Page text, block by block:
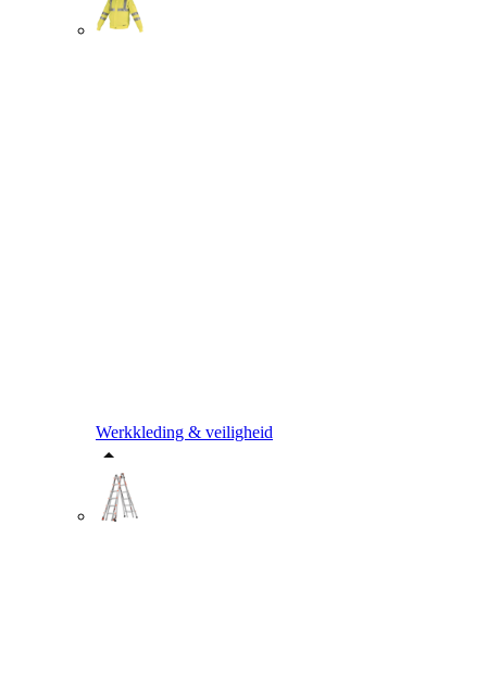
Werkkleding & veiligheid